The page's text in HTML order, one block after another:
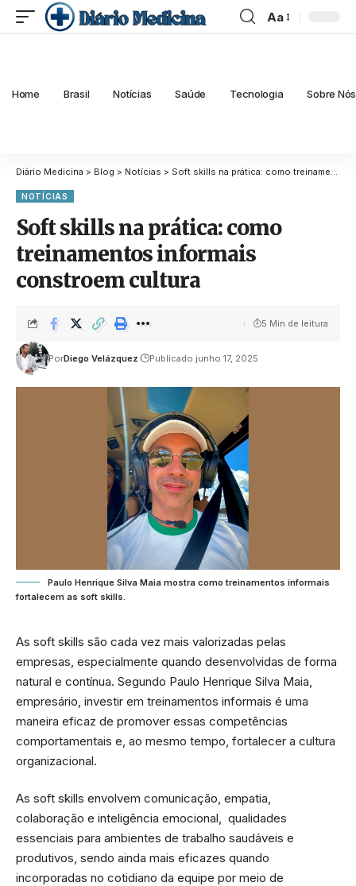
Aa
Home Brasil Notícias Saúde Tecnologia Sobre Nós
Diário Medicina > Blog > Notícias > Soft skills na prática: como treinamentos informais constroem cultura
NOTÍCIAS
Soft skills na prática: como
treinamentos informais
constroem cultura
PorDiego Velázquez Publicado junho 17, 2025
5 Min de leitura
Paulo Henrique Silva Maia mostra como treinamentos informais
fortalecem as soft skills.
As soft skills são cada vez mais valorizadas pelas
empresas, especialmente quando desenvolvidas de forma
natural e contínua. Segundo Paulo Henrique Silva Maia,
empresário, investir em treinamentos informais é uma
maneira eficaz de promover essas competências
comportamentais e, ao mesmo tempo, fortalecer a cultura
organizacional.
As soft skills envolvem comunicação, empatia,
colaboração e inteligência emocional, qualidades
essenciais para ambientes de trabalho saudáveis e
produtivos, sendo ainda mais eficazes quando
incorporadas no cotidiano da equipe por meio de